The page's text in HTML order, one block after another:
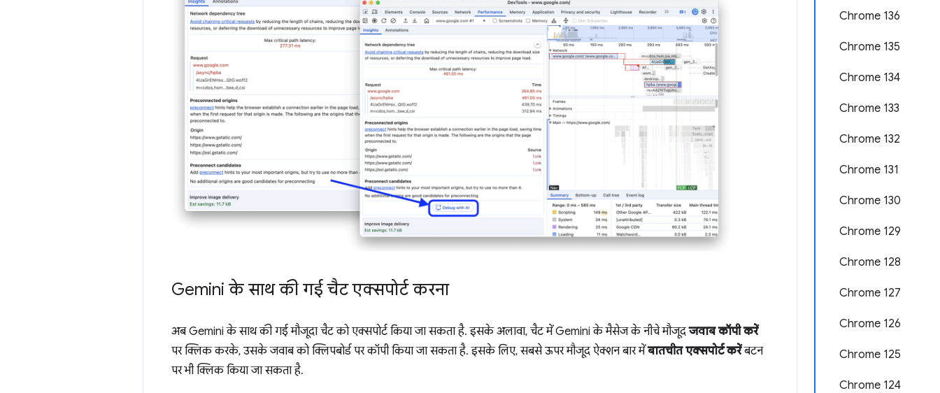
Chrome 136
Chrome 135
Chrome 134
Chrome 133
Chrome 132
Chrome 131
Chrome 130
Chrome 129
Chrome 128
Chrome 127
Chrome 126
Chrome 125
Chrome 124
Gemini के साथ की गई चैट एक्सपोर्ट करना
अब Gemini के साथ की गई मौजूदा चैट को एक्सपोर्ट किया जा सकता है. इसके अलावा, चैट में Gemini के मैसेज के नीचे मौजूदजवाब कॉपी करें
पर क्लिक करके, उसके जवाब को क्लिपबोर्ड पर कॉपी किया जा सकता है. इसके लिए, सबसे ऊपर मौजूद ऐक्शन बार मेंबातचीत एक्सपोर्ट करेंबटन
पर भी क्लिक किया जा सकता है.